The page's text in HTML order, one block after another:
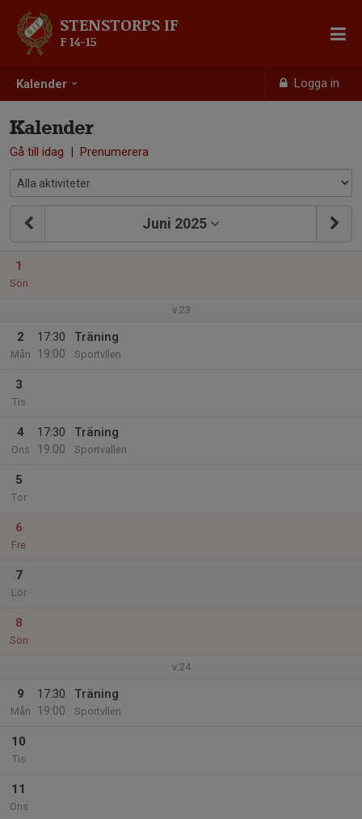
Kalender Logga in
STENSTORPS IF
F 14-15
Kalender
Gå till idag | Prenumerera
Juni 2025
1
Sön
v.23
2
Mån
17:30
19:00
Träning
Sportvllen
3
Tis
4
Ons
17:30
19:00
Träning
Sportvallen
5
Tor
6
Fre
7
Lör
8
Sön
v.24
9
Mån
17:30
19:00
Träning
Sportvllen
10
Tis
11
Ons